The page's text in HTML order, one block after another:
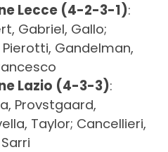
Lecce (4-2-3-1):
Gabriel, Gallo;
Gandelman,
Lazio (4-3-3):
Provstgaard,
Taylor; Cancellieri,